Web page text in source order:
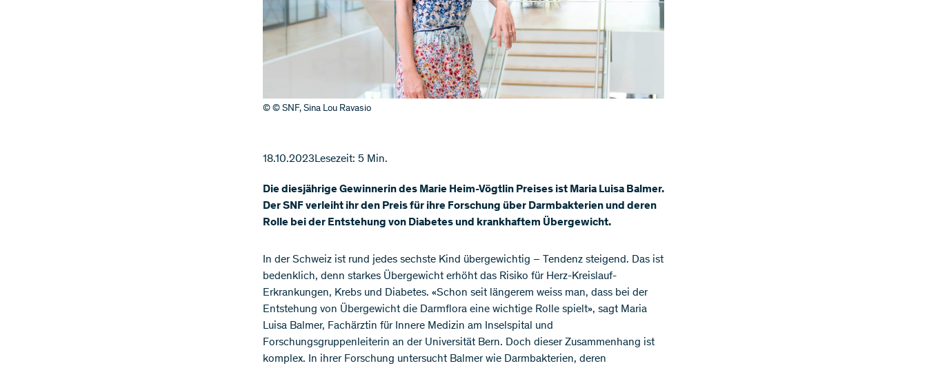
© © SNF, Sina Lou Ravasio
18.10.2023Lesezeit: 5 Min.
Die diesjährige Gewinnerin des Marie Heim-Vögtlin Preises ist Maria Luisa Balmer.
Der SNF verleiht ihr den Preis für ihre Forschung über Darmbakterien und deren
Rolle bei der Entstehung von Diabetes und krankhaftem Übergewicht.
In der Schweiz ist rund jedes sechste Kind übergewichtig – Tendenz steigend. Das ist
bedenklich, denn starkes Übergewicht erhöht das Risiko für Herz-Kreislauf-
Erkrankungen, Krebs und Diabetes. «Schon seit längerem weiss man, dass bei der
Entstehung von Übergewicht die Darmflora eine wichtige Rolle spielt», sagt Maria
Luisa Balmer, Fachärztin für Innere Medizin am Inselspital und
Forschungsgruppenleiterin an der Universität Bern. Doch dieser Zusammenhang ist
komplex. In ihrer Forschung untersucht Balmer wie Darmbakterien, deren